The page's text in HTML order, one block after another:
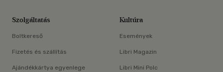
Szolgáltatás
Boltkereső
Fizetés és szállítás
Ajándékkártya egyenlege
Kultúra
Események
Libri Magazin
Libri Mini Polc